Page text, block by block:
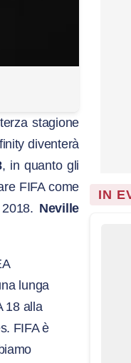
stagione
diventerà
, in quanto gli
FIFA come
Neville
lunga
18 alla
FIFA è
IN